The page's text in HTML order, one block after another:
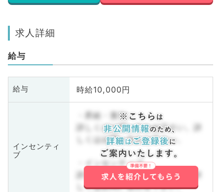
求人詳細
給与
給与 時給10,000円
インセンティ
ブ
・昇給・賞与
詳しくはお問い合わせ下さい。詳
しくはお問い合わせ下さい。
・インセンティブ
詳しくはお問い合わせ下さい。詳
しくはお問い合わせ下さい。